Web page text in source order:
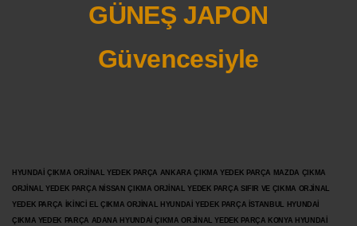
GÜNEŞ JAPON
Güvencesiyle
HYUNDAİ ÇIKMA ORJİNAL YEDEK PARÇA ANKARA ÇIKMA YEDEK PARÇA MAZDA ÇIKMA
ORJİNAL YEDEK PARÇA NİSSAN ÇIKMA ORJİNAL YEDEK PARÇA SIFIR VE ÇIKMA ORJİNAL
YEDEK PARÇA İKİNCİ EL ÇIKMA ORJİNAL HYUNDAİ YEDEK PARÇA İSTANBUL HYUNDAİ
ÇIKMA YEDEK PARÇA ADANA HYUNDAİ ÇIKMA ORJİNAL YEDEK PARÇA KONYA HYUNDAİ